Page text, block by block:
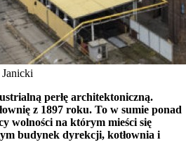
perłę architektoniczną.
z 1897 roku. To w sumie ponad
wolności na którym mieści się
budynek dyrekcji, kotłownia i